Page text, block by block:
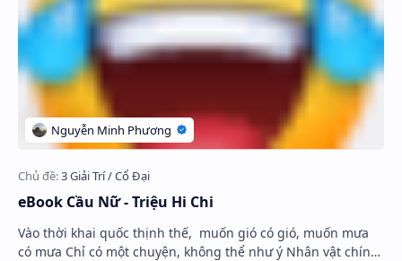
eBook Cầu Nữ - Triệu Hi Chi
Vào thời khai quốc thịnh thế, muốn gió có gió, muốn mưa
có mưa Chỉ có một chuyện, không thể như ý Nhân vật chính: